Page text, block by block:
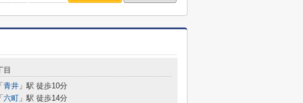
目
「 青井 」駅 徒歩10分
「 六町 」駅 徒歩14分